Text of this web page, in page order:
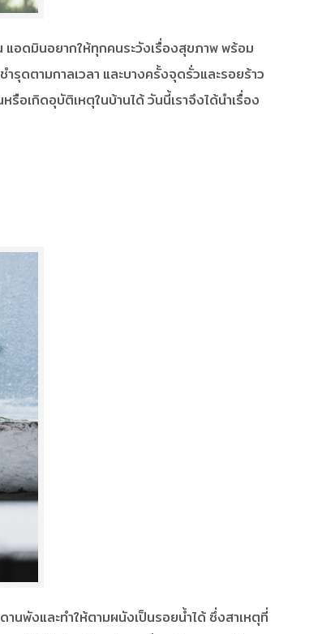
แอดมินอยากให้ทุกคนระวังเรื่องสุขภาพ พร้อม
ดตามกาลเวลา และบางครั้งจุดรั่วและรอยร้าว
รือเกิดอุบัติเหตุในบ้านได้ วันนี้เราจึงได้นำเรื่อง
นพังและทำให้ตามผนังเป็นรอยน้ำได้ ซึ่งสาเหตุที่